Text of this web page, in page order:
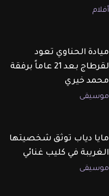
أفلام
ميادة الحناوي تعود
لقرطاج بعد 21 عاماً برفقة
محمد خيري
موسيقى
مايا دياب توثق شخصيتها
الغريبة في كليب غنائي
موسيقى